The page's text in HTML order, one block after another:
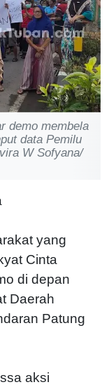
demo membela
data Pemilu
W Sofyana/
yang
Cinta
di depan
Daerah
Patung
aksi